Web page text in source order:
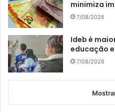
minimiza
7/08/2026
Ideb é
educação
7/08/2026